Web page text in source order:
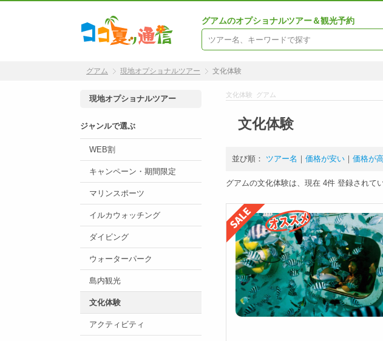
グアムのオプショナルツアー＆観光予約
グアム 現地オプショナルツアー 文化体験
文化体験 グアム
文化体験
並び順： ツアー名 ｜ 価格が安い ｜ 価格が
グアムの文化体験は、現在 4件 登録されて
現地オプショナルツアー
ジャンルで選ぶ
WEB割
キャンペーン・期間限定
マリンスポーツ
イルカウォッチング
ダイビング
ウォーターパーク
島内観光
文化体験
アクティビティ